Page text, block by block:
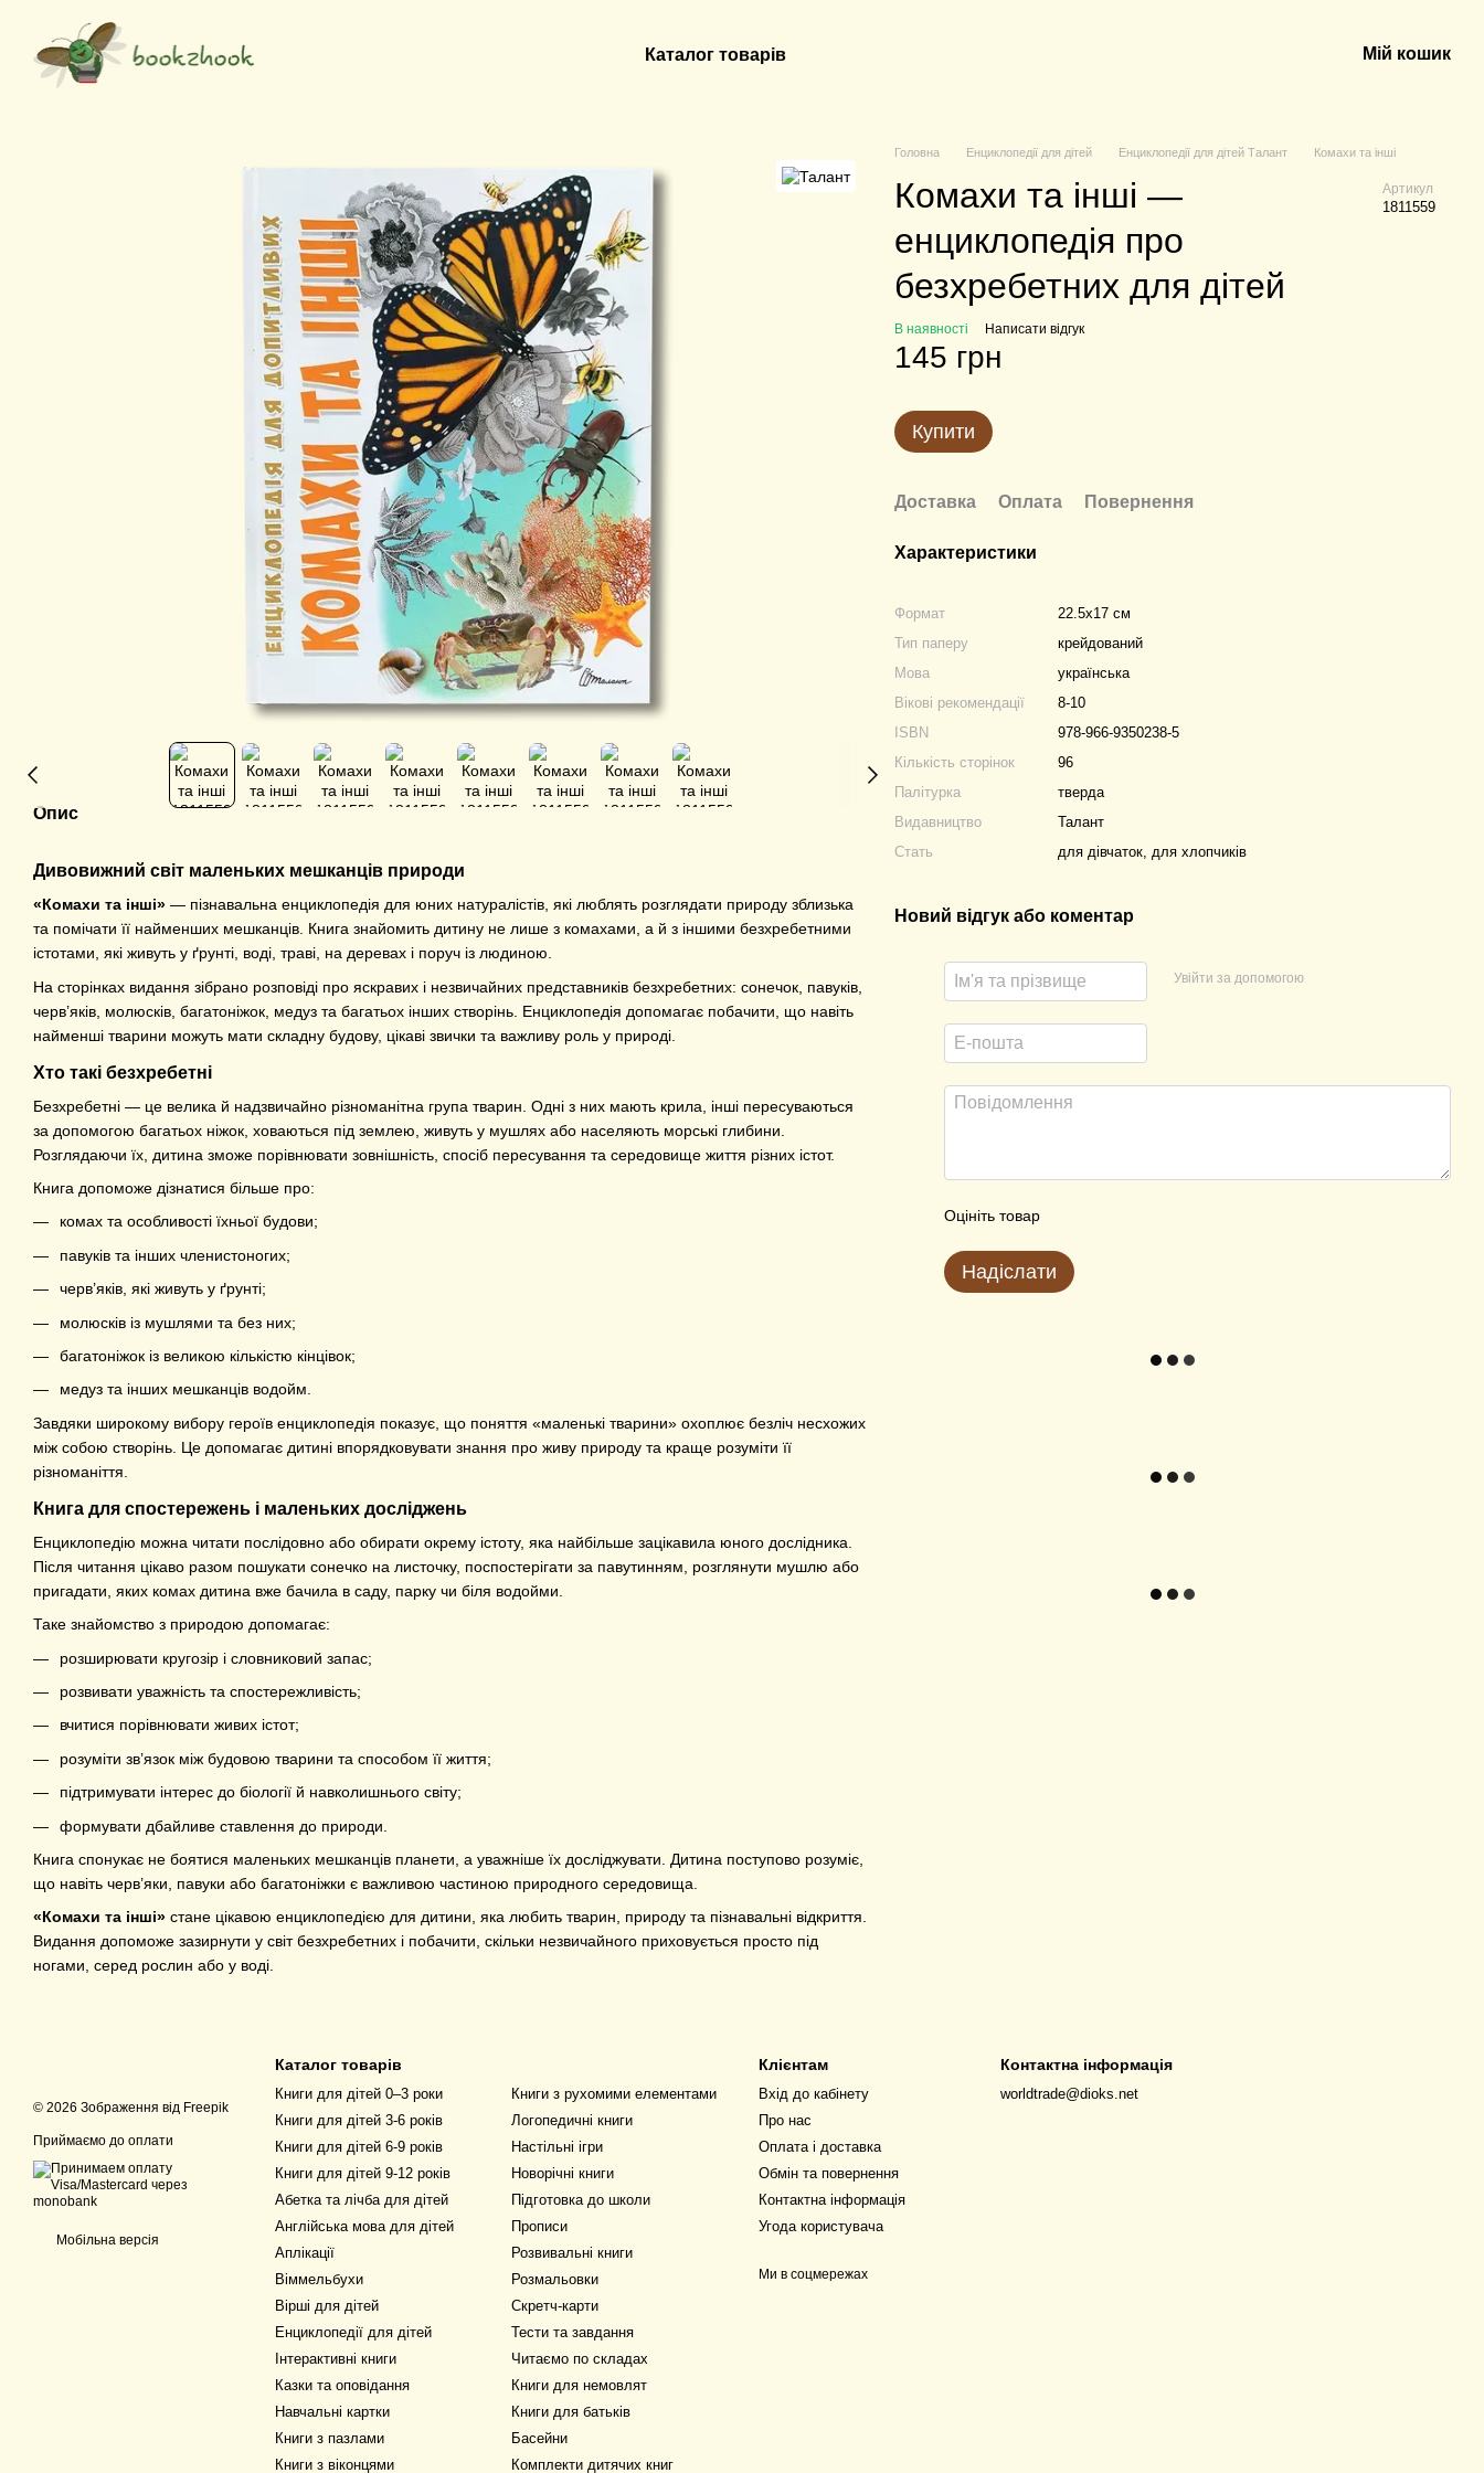
Каталог товарів Мій кошик
Опис
Дивовижний світ маленьких мешканців природи
«Комахи та інші» — пізнавальна енциклопедія для юних натуралістів, які люблять розглядати природу зблизька
та помічати її найменших мешканців. Книга знайомить дитину не лише з комахами, а й з іншими безхребетними
істотами, які живуть у ґрунті, воді, траві, на деревах і поруч із людиною.
На сторінках видання зібрано розповіді про яскравих і незвичайних представників безхребетних: сонечок, павуків,
черв’яків, молюсків, багатоніжок, медуз та багатьох інших створінь. Енциклопедія допомагає побачити, що навіть
найменші тварини можуть мати складну будову, цікаві звички та важливу роль у природі.
Хто такі безхребетні
Безхребетні — це велика й надзвичайно різноманітна група тварин. Одні з них мають крила, інші пересуваються
за допомогою багатьох ніжок, ховаються під землею, живуть у мушлях або населяють морські глибини.
Розглядаючи їх, дитина зможе порівнювати зовнішність, спосіб пересування та середовище життя різних істот.
Книга допоможе дізнатися більше про:
комах та особливості їхньої будови;
павуків та інших членистоногих;
черв’яків, які живуть у ґрунті;
молюсків із мушлями та без них;
багатоніжок із великою кількістю кінцівок;
медуз та інших мешканців водойм.
Завдяки широкому вибору героїв енциклопедія показує, що поняття «маленькі тварини» охоплює безліч несхожих
між собою створінь. Це допомагає дитині впорядковувати знання про живу природу та краще розуміти її
різноманіття.
Книга для спостережень і маленьких досліджень
Енциклопедію можна читати послідовно або обирати окрему істоту, яка найбільше зацікавила юного дослідника.
Після читання цікаво разом пошукати сонечко на листочку, поспостерігати за павутинням, розглянути мушлю або
пригадати, яких комах дитина вже бачила в саду, парку чи біля водойми.
Таке знайомство з природою допомагає:
розширювати кругозір і словниковий запас;
розвивати уважність та спостережливість;
вчитися порівнювати живих істот;
розуміти зв’язок між будовою тварини та способом її життя;
підтримувати інтерес до біології й навколишнього світу;
формувати дбайливе ставлення до природи.
Книга спонукає не боятися маленьких мешканців планети, а уважніше їх досліджувати. Дитина поступово розуміє,
що навіть черв’яки, павуки або багатоніжки є важливою частиною природного середовища.
«Комахи та інші» стане цікавою енциклопедією для дитини, яка любить тварин, природу та пізнавальні відкриття.
Видання допоможе зазирнути у світ безхребетних і побачити, скільки незвичайного приховується просто під
ногами, серед рослин або у воді.
Головна Енциклопедії для дітей Енциклопедії для дітей Талант Комахи та інші
Комахи та інші —
енциклопедія про
безхребетних для дітей
Артикул
1811559
В наявності Написати відгук
145 грн
Купити
Доставка Оплата Повернення
Характеристики
Формат
22.5х17 см
Тип паперу
крейдований
Мова
українська
Вікові рекомендації
8-10
ISBN
978-966-9350238-5
Кількість сторінок
96
Палітурка
тверда
Видавництво
Талант
Стать
для дівчаток, для хлопчиків
Новий відгук або коментар
Увійти за допомогою
Оцініть товар
Надіслати
© 2026 Зображення від Freepik
Приймаємо до оплати
Мобільна версія
Каталог товарів
Книги для дітей 0–3 роки
Книги для дітей 3-6 років
Книги для дітей 6-9 років
Книги для дітей 9-12 років
Абетка та лічба для дітей
Англійська мова для дітей
Аплікації
Віммельбухи
Вірші для дітей
Енциклопедії для дітей
Інтерактивні книги
Казки та оповідання
Навчальні картки
Книги з пазлами
Книги з віконцями
Книги з рухомими елементами
Логопедичні книги
Настільні ігри
Новорічні книги
Підготовка до школи
Прописи
Розвивальні книги
Розмальовки
Скретч-карти
Тести та завдання
Читаємо по складах
Книги для немовлят
Книги для батьків
Басейни
Комплекти дитячих книг
Клієнтам
Вхід до кабінету
Про нас
Оплата і доставка
Обмін та повернення
Контактна інформація
Угода користувача
Ми в соцмережах
Контактна інформація
worldtrade@dioks.net